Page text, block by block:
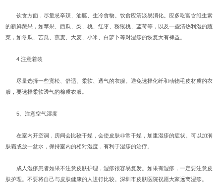
饮食方面，尽量忌辛辣、油腻、生冷食物。饮食应清淡易消化。应多吃富含维生素
的新鲜蔬果，如苹果、西瓜、梨、桃、红枣、猕猴桃、蓝莓等，以及一些清热利湿的蔬
菜，如冬瓜、苦瓜、燕麦、大麦、小米、白萝卜等对湿疹的恢复大有裨益。
4.注意着装
尽量选择一些宽松、舒适、柔软、透气的衣服。避免选择化纤和动物毛皮材质的衣
服，要选择柔软透气的棉质衣服。
5、注意空气湿度
在室内开空调，房间会比较干燥，会使皮肤非常干燥，加重湿疹的症状。可以加润
肤霜或放一盆水，保持室内的相对湿度，有利于湿疹的治疗。
成人湿疹患者如果不注意皮肤护理，湿疹很容易复发。如果有湿疹，一定要注意皮
肤护理。不要将自己与皮肤健康的人进行比较。深圳市皮肤医院祝愿大家远离湿疹。